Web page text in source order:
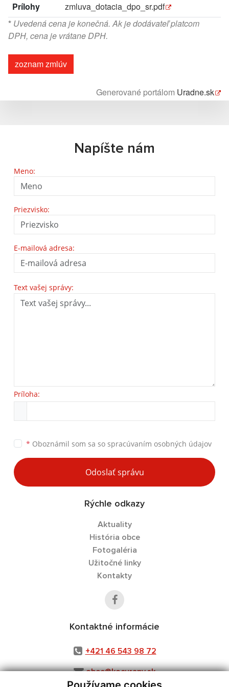
Prílohy
zmluva_dotacia_dpo_sr.pdf
* Uvedená cena je konečná. Ak je dodávateľ platcom
DPH, cena je vrátane DPH.
zoznam zmlúv
Generované portálom Uradne.sk
Napíšte nám
Meno:
Priezvisko:
E-mailová adresa:
Text vašej správy:
Príloha:
* Oboznámil som sa so spracúvaním osobných údajov
Odoslať správu
Rýchle odkazy
Aktuality
História obce
Fotogaléria
Užitočné linky
Kontakty
Kontaktné informácie
+421 46 543 98 72
obec@kocurany.sk